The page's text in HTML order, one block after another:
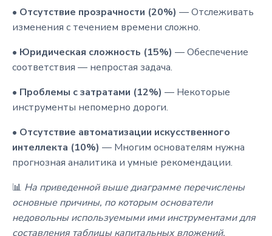
• Отсутствие прозрачности (20%) — Отслеживать
изменения с течением времени сложно.
• Юридическая сложность (15%) — Обеспечение
соответствия — непростая задача.
• Проблемы с затратами (12%) — Некоторые
инструменты непомерно дороги.
• Отсутствие автоматизации искусственного
интеллекта (10%) — Многим основателям нужна
прогнозная аналитика и умные рекомендации.
📊 На приведенной выше диаграмме перечислены
основные причины, по которым основатели
недовольны используемыми ими инструментами для
составления таблицы капитальных вложений.